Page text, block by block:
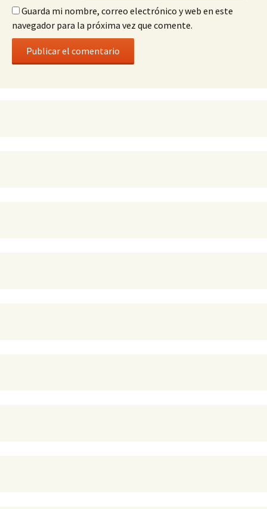
Guarda mi nombre, correo electrónico y web en este
navegador para la próxima vez que comente.